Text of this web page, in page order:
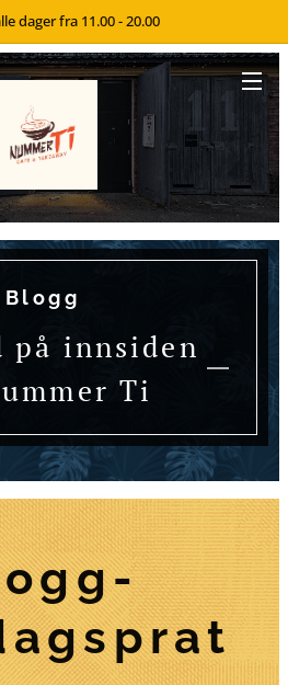
dager fra 11.00 - 20.00
Blogg
på innsiden
Ti